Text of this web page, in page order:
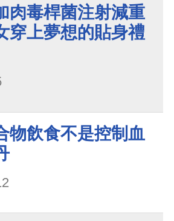
肉毒桿菌注射減重
穿上夢想的貼身禮
物飲食不是控制血